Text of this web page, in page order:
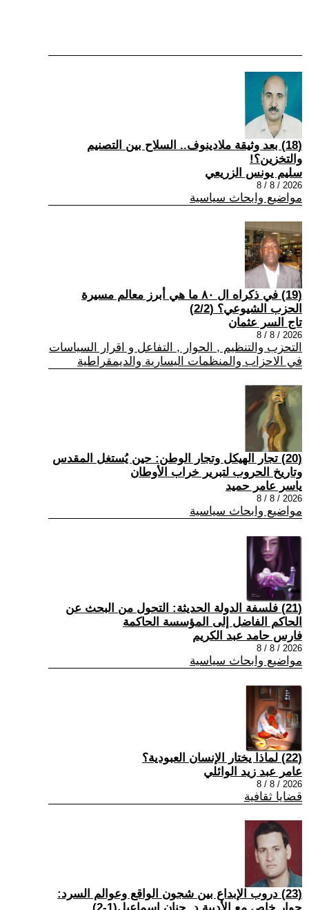
(18) بعد وثيقة ملادينوف.. السلاح بين التصنيم
والتخزين؟!
سليم يونس الزريعي
2026 / 8 / 8
مواضيع وابحاث سياسية
(19) في ذكراه ال ٨٠ ما هي أبرز معالم مسيرة
الحزب الشيوعي؟ (2/2)
تاج السر عثمان
2026 / 8 / 8
التحزب والتنظيم , الحوار , التفاعل و اقرار السياسات
في الاحزاب والمنظمات اليسارية والديمقراطية
(20) تجار الهيكل وتجار الوطن: حين يُستغل المقدس
وتاريخ الحروب لتبرير خراب الأوطان
ياسر عامر حميد
2026 / 8 / 8
مواضيع وابحاث سياسية
(21) فلسفة الدولة الحديثة: التحول من البحث عن
الحاكم الفاضل إلى المؤسسة الحاكمة
فارس حامد عبد الكريم
2026 / 8 / 8
مواضيع وابحاث سياسية
(22) لماذا يختار الإنسان العبودية؟
عامر عبد زيد الوائلي
2026 / 8 / 8
قضايا ثقافية
(23) دروب الإبداع بين شجون الواقع وعوالم السرد: